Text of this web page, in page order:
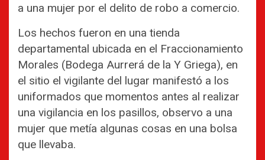
a una mujer por el delito de robo a comercio.
Los hechos fueron en una tienda
departamental ubicada en el Fraccionamiento
Morales (Bodega Aurrerá de la Y Griega), en
el sitio el vigilante del lugar manifestó a los
uniformados que momentos antes al realizar
una vigilancia en los pasillos, observo a una
mujer que metía algunas cosas en una bolsa
que llevaba.